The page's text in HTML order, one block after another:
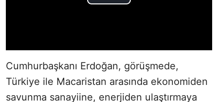
Cumhurbaşkanı Erdoğan, görüşmede,
Türkiye ile Macaristan arasında ekonomiden
savunma sanayiine, enerjiden ulaştırmaya